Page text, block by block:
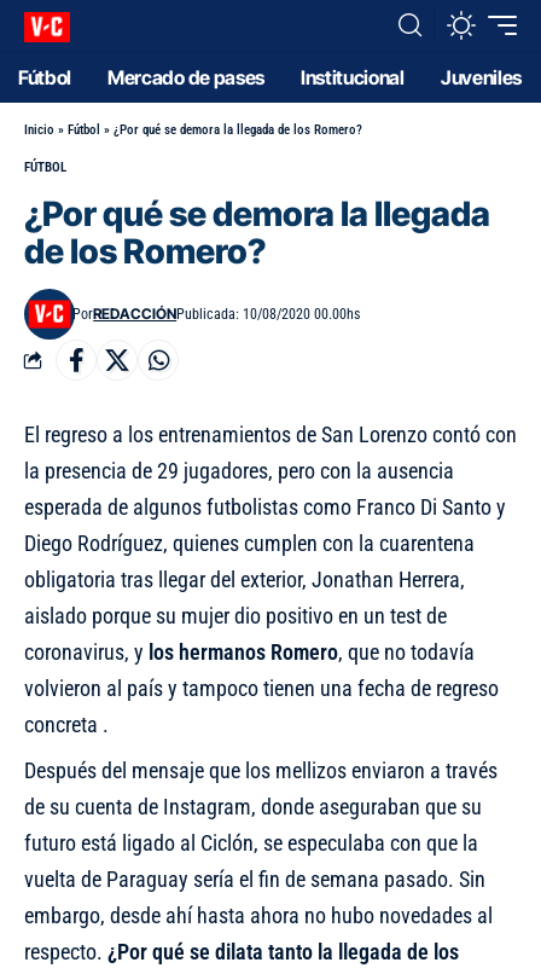
Fútbol Mercado de pases Institucional Juveniles
Inicio » Fútbol » ¿Por qué se demora la llegada de los Romero?
FÚTBOL
¿Por qué se demora la llegada
de los Romero?
PorREDACCIÓNPublicada: 10/08/2020 00.00hs
El regreso a los entrenamientos de San Lorenzo contó con
la presencia de 29 jugadores, pero con la ausencia
esperada de algunos futbolistas como Franco Di Santo y
Diego Rodríguez, quienes cumplen con la cuarentena
obligatoria tras llegar del exterior, Jonathan Herrera,
aislado porque su mujer dio positivo en un test de
coronavirus, y los hermanos Romero, que no todavía
volvieron al país y tampoco tienen una fecha de regreso
concreta .
Después del mensaje que los mellizos enviaron a través
de su cuenta de Instagram, donde aseguraban que su
futuro está ligado al Ciclón, se especulaba con que la
vuelta de Paraguay sería el fin de semana pasado. Sin
embargo, desde ahí hasta ahora no hubo novedades al
respecto. ¿Por qué se dilata tanto la llegada de los